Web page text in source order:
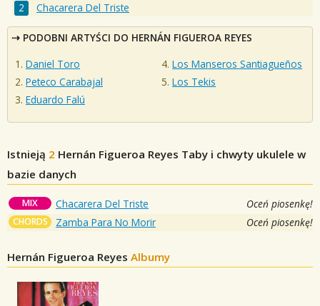
Chacarera Del Triste
PODOBNI ARTYŚCI DO HERNÁN FIGUEROA REYES
Daniel Toro
Peteco Carabajal
Eduardo Falú
Los Manseros Santiagueños
Los Tekis
Istnieją 2 Hernán Figueroa Reyes Taby i chwyty ukulele w
bazie danych
MIX Chacarera Del Triste Oceń piosenkę!
CHORDS Zamba Para No Morir Oceń piosenkę!
Hernán Figueroa Reyes Albumy